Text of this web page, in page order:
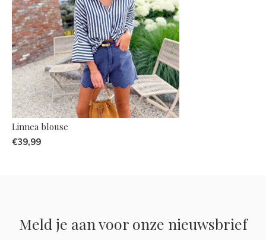
Linnea blouse
€39,99
Meld je aan voor onze nieuwsbrief